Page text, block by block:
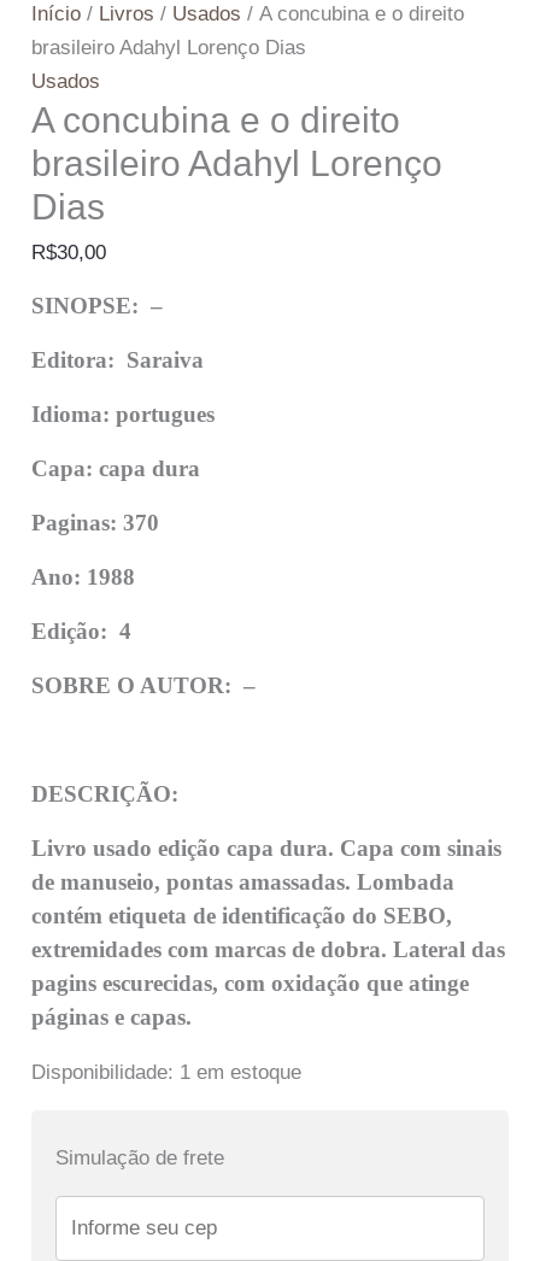
Início / Livros / Usados / A concubina e o direito
brasileiro Adahyl Lorenço Dias
Usados
A concubina e o direito
brasileiro Adahyl Lorenço
Dias
R$30,00
SINOPSE: –
Editora: Saraiva
Idioma: portugues
Capa: capa dura
Paginas: 370
Ano: 1988
Edição: 4
SOBRE O AUTOR: –
DESCRIÇÃO:
Livro usado edição capa dura. Capa com sinais
de manuseio, pontas amassadas. Lombada
contém etiqueta de identificação do SEBO,
extremidades com marcas de dobra. Lateral das
pagins escurecidas, com oxidação que atinge
páginas e capas.
Disponibilidade: 1 em estoque
Simulação de frete